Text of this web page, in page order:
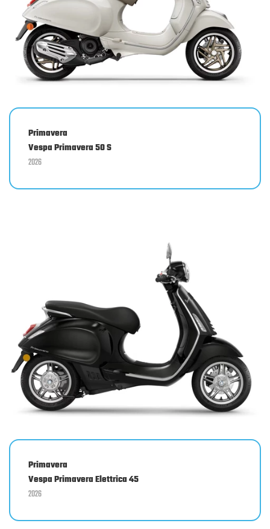
Primavera
Vespa Primavera 50 S
2026
Primavera
Vespa Primavera Elettrica 45
2026